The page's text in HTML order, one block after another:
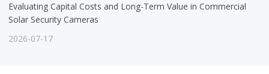
Evaluating Capital Costs and Long-Term Value in Commercial
Solar Security Cameras
2026-07-17